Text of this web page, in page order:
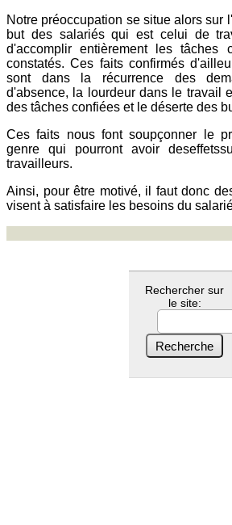
Notre préoccupation se situe alors sur
but des salariés qui est celui de
d'accomplir entièrement les tâches
constatés. Ces faits confirmés
sont dans la récurrence des
d'absence, la lourdeur dans le travail
des tâches confiées et le déserte des
Ces faits nous font soupçonner le
genre qui pourront avoir
travailleurs.
Ainsi, pour être motivé, il faut donc
visent à satisfaire les besoins du
Rechercher sur
le site: